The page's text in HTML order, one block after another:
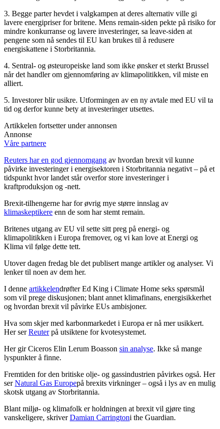
3. Begge parter hevdet i valgkampen at deres alternativ ville gi
lavere energipriser for britene. Mens remain-siden pekte på risiko for
mindre konkurranse og lavere investeringer, sa leave-siden at
pengene som nå sendes til EU kan brukes til å redusere
energiskattene i Storbritannia.
4. Sentral- og østeuropeiske land som ikke ønsker et sterkt Brussel
når det handler om gjennomføring av klimapolitikken, vil miste en
alliert.
5. Investorer blir usikre. Utformingen av en ny avtale med EU vil ta
tid og derfor kunne bety at investeringer utsettes.
Artikkelen fortsetter under annonsen
Annonse
Våre partnere
Reuters har en god gjennomgang av hvordan brexit vil kunne
påvirke investeringer i energisektoren i Storbritannia negativt – på et
tidspunkt hvor landet står overfor store investeringer i
kraftproduksjon og -nett.
Brexit-tilhengerne har for øvrig mye større innslag av
klimaskeptikere enn de som har stemt remain.
Britenes utgang av EU vil sette sitt preg på energi- og
klimapolitikken i Europa fremover, og vi kan love at Energi og
Klima vil følge dette tett.
Utover dagen fredag ble det publisert mange artikler og analyser. Vi
lenker til noen av dem her.
I denne artikkelendrøfter Ed King i Climate Home seks spørsmål
som vil prege diskusjonen; blant annet klimafinans, energisikkerhet
og hvordan brexit vil påvirke EUs ambisjoner.
Hva som skjer med karbonmarkedet i Europa er nå mer usikkert.
Her serReuterpå utsiktene for kvotesystemet.
Her gir Ciceros Elin Lerum Boasson sin analyse. Ikke så mange
lyspunkter å finne.
Fremtiden for den britiske olje- og gassindustrien påvirkes også. Her
serNatural Gas Europepå brexits virkninger – også i lys av en mulig
skotsk utgang av Storbritannia.
Blant miljø- og klimafolk er holdningen at brexit vil gjøre ting
vanskeligere, skriverDamian Carringtoni the Guardian.